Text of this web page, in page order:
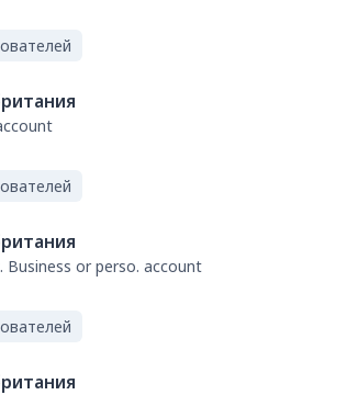
or perso. account